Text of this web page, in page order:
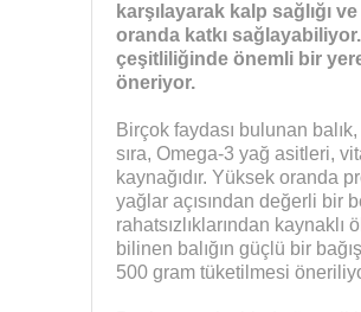
karşılayarak kalp sağlığı
oranda katkı
çeşitliliğinde önemli bir
öneriyor.
Birçok faydası bulunan
sıra, Omega-3 yağ asitleri,
kaynağıdır. Yüksek oranda
yağlar açısından değerli bir
rahatsızlıklarından
bilinen balığın güçlü bir
500 gram tüketilmesi